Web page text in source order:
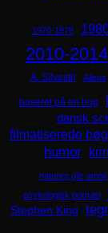
1970-1979
2010-2014
A. Silvestri Aliens
baseret på en bog
dansk
filmatiserede
humor
naturen går amok
psykologisk portræt
Stephen King